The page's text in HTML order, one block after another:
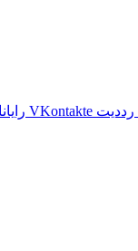
‫رددیت ‫VKontakte